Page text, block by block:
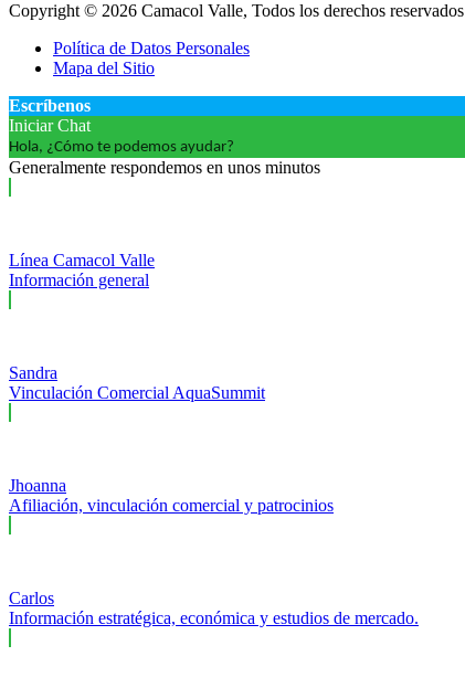
Copyright © 2026 Camacol Valle, Todos los derechos reservados
Política de Datos Personales
Mapa del Sitio
Escríbenos
Iniciar Chat
Hola, ¿Cómo te podemos ayudar?
Generalmente respondemos en unos minutos
Línea Camacol Valle
Información general
Sandra
Vinculación Comercial AquaSummit
Jhoanna
Afiliación, vinculación comercial y patrocinios
Carlos
Información estratégica, económica y estudios de mercado.